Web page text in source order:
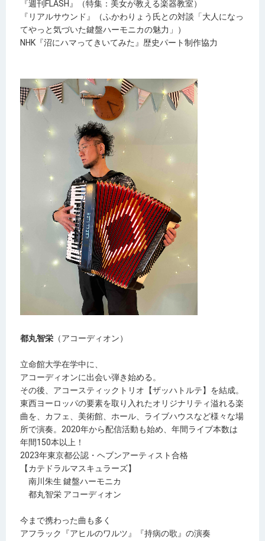
『週刊 FLASH 』（特集：美女が教える楽器教室）
『リアルサウンド』（ふかわりょう氏との対談「大人になっ
てやっと気づいた鍵盤ハーモニカの魅力」）
NHK 『沼にハマってきいてみた』歴史パート制作協力
都丸智栄 （アコーディオン）
立命館大学在学中に、
アコーディオンに出会い弾き始める。
その後、アコースティックトリオ【ザッハトルテ】を結成。
東西ヨーロッパの要素を取り入れたオリジナリティ溢れる楽
曲を、カフェ、美術館、ホール、ライブハウスなど様々な場
所で演奏。2020年から配信活動も始め、年間ライブ本数は
年間150本以上！
2023年東京都公認・ヘブンアーティスト合格
【カテドラルマスキュラーズ】
南川朱生 鍵盤ハーモニカ
都丸智栄 アコーディオン
今まで携わった曲も多く
アフラック『アヒルのワルツ』『持病の歌』の演奏